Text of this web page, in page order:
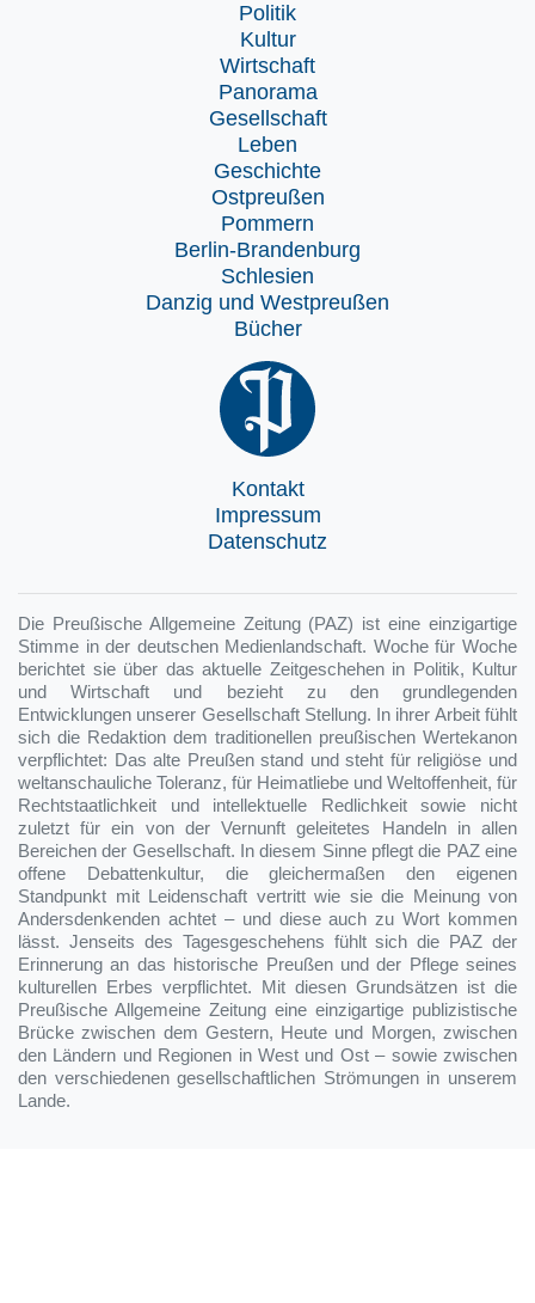
Politik
Kultur
Wirtschaft
Panorama
Gesellschaft
Leben
Geschichte
Ostpreußen
Pommern
Berlin-Brandenburg
Schlesien
Danzig und Westpreußen
Bücher
Kontakt
Impressum
Datenschutz
Die Preußische Allgemeine Zeitung (PAZ) ist eine einzigartige
Stimme in der deutschen Medienlandschaft. Woche für Woche
berichtet sie über das aktuelle Zeitgeschehen in Politik, Kultur
und Wirtschaft und bezieht zu den grundlegenden
Entwicklungen unserer Gesellschaft Stellung. In ihrer Arbeit fühlt
sich die Redaktion dem traditionellen preußischen Wertekanon
verpflichtet: Das alte Preußen stand und steht für religiöse und
weltanschauliche Toleranz, für Heimatliebe und Weltoffenheit, für
Rechtstaatlichkeit und intellektuelle Redlichkeit sowie nicht
zuletzt für ein von der Vernunft geleitetes Handeln in allen
Bereichen der Gesellschaft. In diesem Sinne pflegt die PAZ eine
offene Debattenkultur, die gleichermaßen den eigenen
Standpunkt mit Leidenschaft vertritt wie sie die Meinung von
Andersdenkenden achtet – und diese auch zu Wort kommen
lässt. Jenseits des Tagesgeschehens fühlt sich die PAZ der
Erinnerung an das historische Preußen und der Pflege seines
kulturellen Erbes verpflichtet. Mit diesen Grundsätzen ist die
Preußische Allgemeine Zeitung eine einzigartige publizistische
Brücke zwischen dem Gestern, Heute und Morgen, zwischen
den Ländern und Regionen in West und Ost – sowie zwischen
den verschiedenen gesellschaftlichen Strömungen in unserem
Lande.